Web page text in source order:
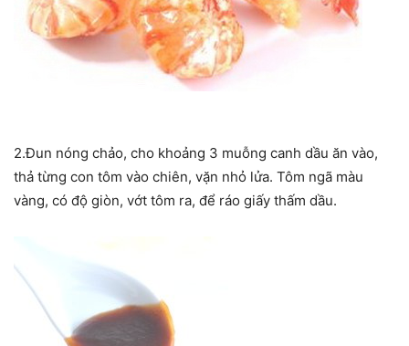
2.Đun nóng chảo, cho khoảng 3 muỗng canh dầu ăn vào,
thả từng con tôm vào chiên, vặn nhỏ lửa. Tôm ngã màu
vàng, có độ giòn, vớt tôm ra, để ráo giấy thấm dầu.